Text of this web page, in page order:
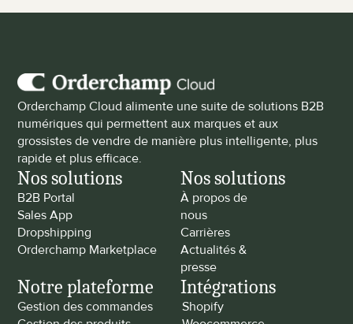
Orderchamp Cloud alimente une suite de solutions B2B
numériques qui permettent aux marques et aux
grossistes de vendre de manière plus intelligente, plus
rapide et plus efficace.
Nos solutions
B2B Portal
Sales App
Dropshipping
Orderchamp Marketplace
Nos solutions
À propos de
nous
Carrières
Actualités &
presse
Notre plateforme
Gestion des commandes
Intégrations
Shopify